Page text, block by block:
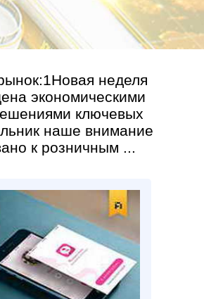
неделя
экономическими
ключевых
наше внимание
к розничным ...